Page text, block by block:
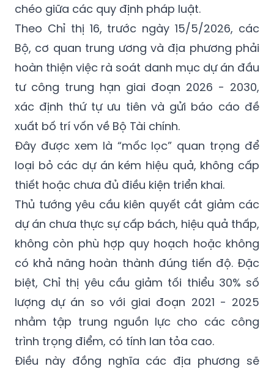
chéo giữa các quy định pháp luật.
Theo Chỉ thị 16, trước ngày 15/5/2026, các
Bộ, cơ quan trung ương và địa phương phải
hoàn thiện việc rà soát danh mục dự án đầu
tư công trung hạn giai đoạn 2026 - 2030,
xác định thứ tự ưu tiên và gửi báo cáo đề
xuất bố trí vốn về Bộ Tài chính.
Đây được xem là “mốc lọc” quan trọng để
loại bỏ các dự án kém hiệu quả, không cấp
thiết hoặc chưa đủ điều kiện triển khai.
Thủ tướng yêu cầu kiên quyết cắt giảm các
dự án chưa thực sự cấp bách, hiệu quả thấp,
không còn phù hợp quy hoạch hoặc không
có khả năng hoàn thành đúng tiến độ. Đặc
biệt, Chỉ thị yêu cầu giảm tối thiểu 30% số
lượng dự án so với giai đoạn 2021 - 2025
nhằm tập trung nguồn lực cho các công
trình trọng điểm, có tính lan tỏa cao.
Điều này đồng nghĩa các địa phương sẽ